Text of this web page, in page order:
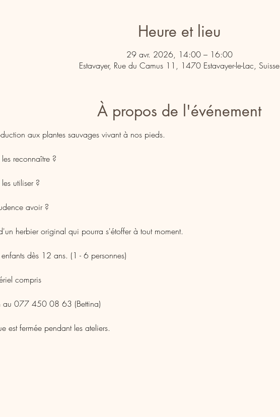
Heure et lieu
29 avr. 2026, 14:00 – 16:00
Estavayer, Rue du Camus 11, 1470 Estavayer-le-Lac, Suisse
À propos de l'événement
aux plantes sauvages vivant à nos pieds.
reconnaître ?
utiliser ?
avoir ?
herbier original qui pourra s'étoffer à tout moment.
dès 12 ans. (1 - 6 personnes)
compris
au 077 450 08 63 (Bettina)
est fermée pendant les ateliers.